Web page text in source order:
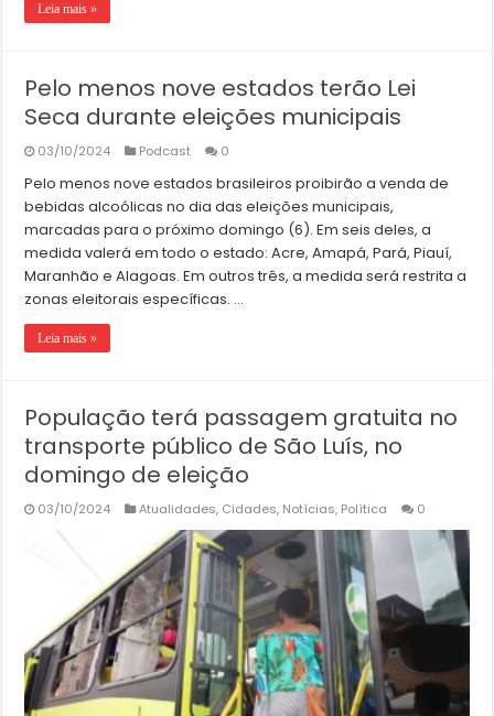
Leia mais »
Pelo menos nove estados terão Lei
Seca durante eleições municipais
03/10/2024 Podcast 0
Pelo menos nove estados brasileiros proibirão a venda de
bebidas alcoólicas no dia das eleições municipais,
marcadas para o próximo domingo (6). Em seis deles, a
medida valerá em todo o estado: Acre, Amapá, Pará, Piauí,
Maranhão e Alagoas. Em outros três, a medida será restrita a
zonas eleitorais específicas. …
Leia mais »
População terá passagem gratuita no
transporte público de São Luís, no
domingo de eleição
03/10/2024 Atualidades, Cidades, Notícias, Política 0